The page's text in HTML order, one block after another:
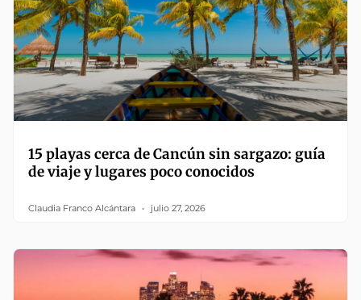
15 playas cerca de Cancún sin sargazo: guía
de viaje y lugares poco conocidos
Claudia Franco Alcántara julio 27, 2026